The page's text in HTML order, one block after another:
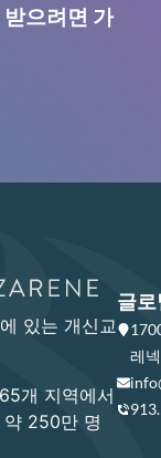
으려면 가
있는 개신교
개 지역에서
250만 명
글로
레